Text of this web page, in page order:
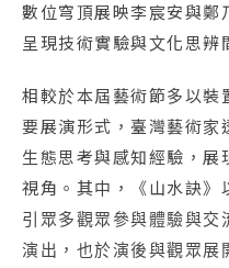
數位穹頂展映李宸安與鄭
呈現技術實驗與文化思辨
相較於本屆藝術節多以裝
要展演形式，臺灣藝術家
生態思考與感知經驗，展
視角。其中，《山水訣》
引眾多觀眾參與體驗與交
演出，也於演後與觀眾展